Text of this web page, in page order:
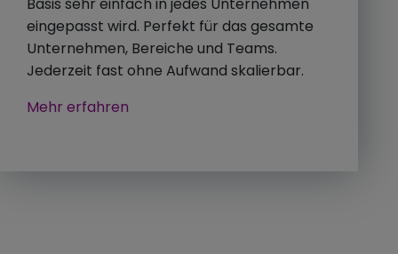
eingepasst wird. Perfekt für das gesamte
Unternehmen, Bereiche und Teams.
Jederzeit fast ohne Aufwand skalierbar.
Mehr erfahren